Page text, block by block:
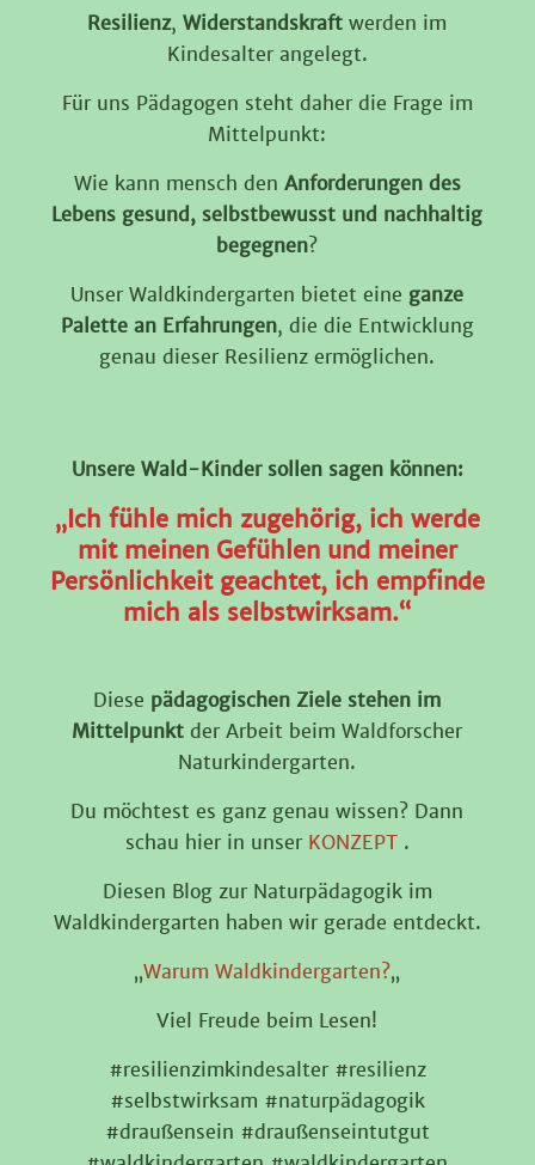
Resilienz,Widerstandskraft werden im
Kindesalter angelegt.
Für uns Pädagogen steht daher die Frage im
Mittelpunkt:
Wie kann mensch den Anforderungen des
Lebens gesund, selbstbewusst und nachhaltig
begegnen?
Unser Waldkindergarten bietet eine ganze
Palette an Erfahrungen, die die Entwicklung
genau dieser Resilienz ermöglichen.
Unsere Wald-Kinder sollen sagen können:
„Ich fühle mich zugehörig, ich werde
mit meinen Gefühlen und meiner
Persönlichkeit geachtet, ich empfinde
mich als selbstwirksam.“
Diese pädagogischen Ziele stehen im
Mittelpunkt der Arbeit beim Waldforscher
Naturkindergarten.
Du möchtest es ganz genau wissen? Dann
schau hier in unser KONZEPT.
Diesen Blog zur Naturpädagogik im
Waldkindergarten haben wir gerade entdeckt.
„Warum Waldkindergarten?„
Viel Freude beim Lesen!
#resilienzimkindesalter #resilienz
#selbstwirksam #naturpädagogik
#draußensein #draußenseintutgut